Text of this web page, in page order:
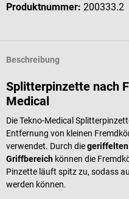
Produktnummer: 200333.2
Beschreibung
Splitterpinzette nach
Medical
Die Tekno-Medical
Entfernung von kleinen
verwendet. Durch die
Griffbereich können die
Pinzette läuft spitz zu, sodass
werden können.